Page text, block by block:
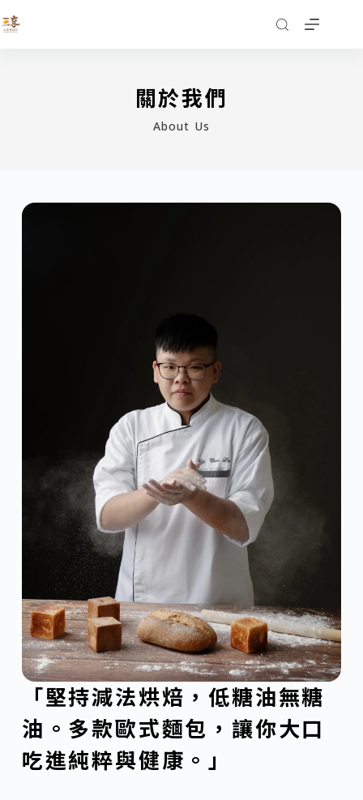
關於我們
About Us
「堅持減法烘焙，低糖油無糖
油。多款歐式麵包，讓你大口
吃進純粹與健康。」